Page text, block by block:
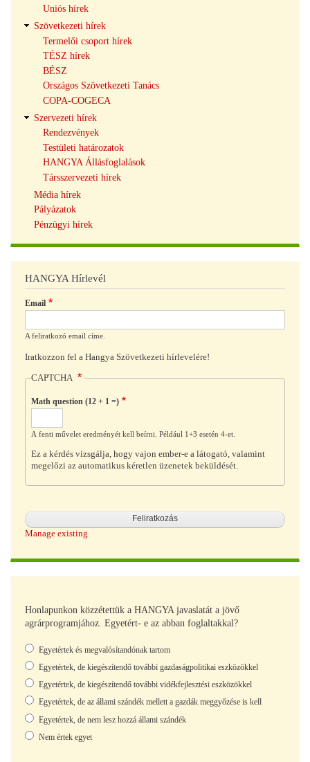
Uniós hírek
Szövetkezeti hírek
Termelői csoport hírek
TÉSZ hírek
BÉSZ
Országos Szövetkezeti Tanács
COPA-COGECA
Szervezeti hírek
Rendezvények
Testületi határozatok
HANGYA Állásfoglalások
Társszervezeti hírek
Média hírek
Pályázatok
Pénzügyi hírek
HANGYA Hírlevél
Email
A feliratkozó email címe.
Iratkozzon fel a Hangya Szövetkezeti hírlevelére!
CAPTCHA
Math question (12 + 1 =)
A fenti művelet eredményét kell beírni. Például 1+3 esetén 4-et.
Ez a kérdés vizsgálja, hogy vajon ember-e a látogató, valamint
megelőzi az automatikus kéretlen üzenetek beküldését.
Manage existing
Honlapunkon közzétettük a HANGYA javaslatát a jövő
agrárprogramjához. Egyetért- e az abban foglaltakkal?
Választások
Egyetértek és megvalósítandónak tartom
Egyetértek, de kiegészítendő további gazdaságpolitikai eszközökkel
Egyetértek, de kiegészítendő további vidékfejlesztési eszközökkel
Egyetértek, de az állami szándék mellett a gazdák meggyőzése is kell
Egyetértek, de nem lesz hozzá állami szándék
Nem értek egyet